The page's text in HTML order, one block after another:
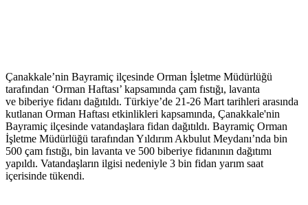
Çanakkale’nin Bayramiç ilçesinde Orman İşletme Müdürlüğü
tarafından ‘Orman Haftası’ kapsamında çam fıstığı, lavanta
ve biberiye fidanı dağıtıldı. Türkiye’de 21-26 Mart tarihleri arasında
kutlanan Orman Haftası etkinlikleri kapsamında, Çanakkale'nin
Bayramiç ilçesinde vatandaşlara fidan dağıtıldı. Bayramiç Orman
İşletme Müdürlüğü tarafından Yıldırım Akbulut Meydanı’nda bin
500 çam fıstığı, bin lavanta ve 500 biberiye fidanının dağıtımı
yapıldı. Vatandaşların ilgisi nedeniyle 3 bin fidan yarım saat
içerisinde tükendi.